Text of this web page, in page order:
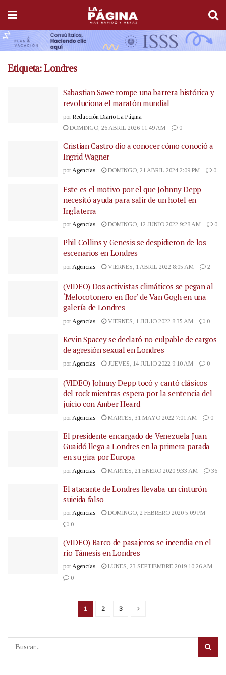
Etiqueta:Londres
Sabastian Sawe rompe una barrera histórica y
revoluciona el maratón mundial
por Redacción Diario La Página
DOMINGO, 26 ABRIL 2026 11:49 AM
0
Cristian Castro dio a conocer cómo conoció a
Ingrid Wagner
por Agencias DOMINGO, 21 ABRIL 2024 2:09 PM 0
Este es el motivo por el que Johnny Depp
necesitó ayuda para salir de un hotel en
Inglaterra
porAgencias DOMINGO, 12 JUNIO 2022 9:28 AM 0
Phil Collins y Genesis se despidieron de los
escenarios en Londres
porAgencias VIERNES, 1 ABRIL 2022 8:05 AM 2
(VIDEO) Dos activistas climáticos se pegan al
‘Melocotonero en flor’ de Van Gogh en una
galería de Londres
por Agencias VIERNES, 1 JULIO 2022 8:35 AM 0
Kevin Spacey se declaró no culpable de cargos
de agresión sexual en Londres
por Agencias JUEVES, 14 JULIO 2022 9:10 AM 0
(VIDEO) Johnny Depp tocó y cantó clásicos
del rock mientras espera por la sentencia del
juicio con Amber Heard
porAgencias MARTES, 31 MAYO 2022 7:01 AM 0
El presidente encargado de Venezuela Juan
Guaidó llega a Londres en la primera parada
en su gira por Europa
porAgencias MARTES, 21 ENERO 2020 9:33 AM 36
El atacante de Londres llevaba un cinturón
suicida falso
porAgencias
DOMINGO, 2 FEBRERO 2020 5:09 PM
0
(VIDEO) Barco de pasajeros se incendia en el
río Támesis en Londres
porAgencias
LUNES, 23 SEPTIEMBRE 2019 10:26 AM
0
1 2 3